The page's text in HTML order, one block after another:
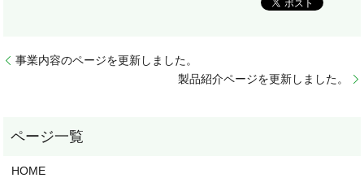
事業内容のページを更新しました。
製品紹介ページを更新しました。
HOME